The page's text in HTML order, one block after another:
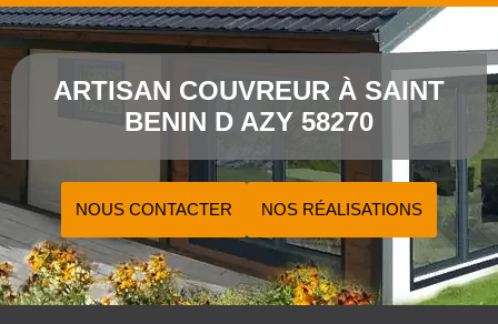
ARTISAN COUVREUR À SAINT
BENIN D AZY 58270
NOUS CONTACTER NOS RÉALISATIONS